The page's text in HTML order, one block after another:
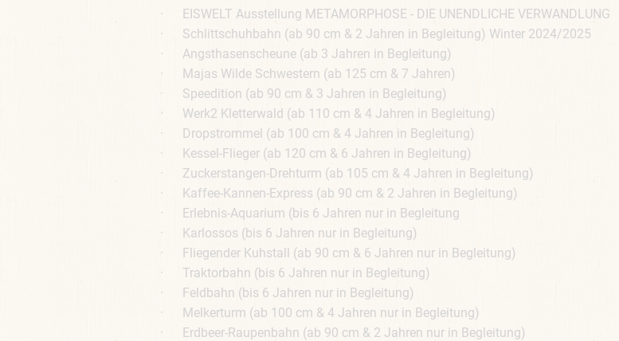
· EISWELT Ausstellung METAMORPHOSE - DIE UNENDLICHE VERWANDLUNG
· Schlittschuhbahn (ab 90 cm & 2 Jahren in Begleitung) Winter 2024/2025
· Angsthasenscheune (ab 3 Jahren in Begleitung)
· Majas Wilde Schwestern (ab 125 cm & 7 Jahren)
· Speedition (ab 90 cm & 3 Jahren in Begleitung)
· Werk2 Kletterwald (ab 110 cm & 4 Jahren in Begleitung)
· Dropstrommel (ab 100 cm & 4 Jahren in Begleitung)
· Kessel-Flieger (ab 120 cm & 6 Jahren in Begleitung)
· Zuckerstangen-Drehturm (ab 105 cm & 4 Jahren in Begleitung)
· Kaffee-Kannen-Express (ab 90 cm & 2 Jahren in Begleitung)
· Erlebnis-Aquarium (bis 6 Jahren nur in Begleitung
· Karlossos (bis 6 Jahren nur in Begleitung)
· Fliegender Kuhstall (ab 90 cm & 6 Jahren nur in Begleitung)
· Traktorbahn (bis 6 Jahren nur in Begleitung)
· Feldbahn (bis 6 Jahren nur in Begleitung)
· Melkerturm (ab 100 cm & 4 Jahren nur in Begleitung)
· Erdbeer-Raupenbahn (ab 90 cm & 2 Jahren nur in Begleitung)